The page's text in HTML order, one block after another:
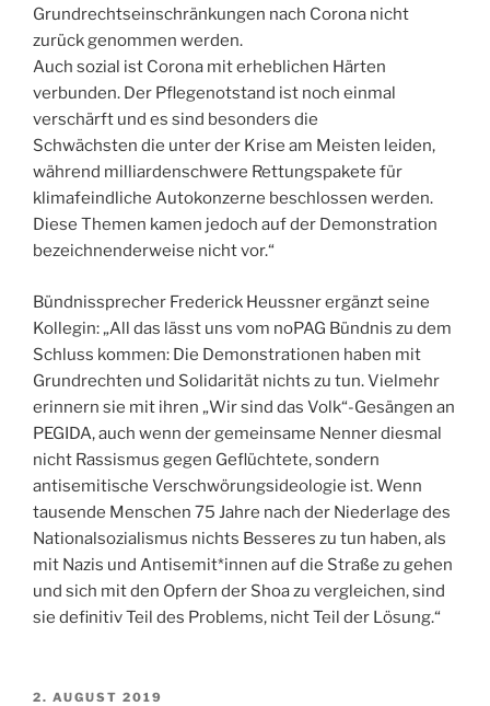
Grundrechtseinschränkungen nach Corona nicht
zurück genommen werden.
Auch sozial ist Corona mit erheblichen Härten
verbunden. Der Pflegenotstand ist noch einmal
verschärft und es sind besonders die
Schwächsten die unter der Krise am Meisten leiden,
während milliardenschwere Rettungspakete für
klimafeindliche Autokonzerne beschlossen werden.
Diese Themen kamen jedoch auf der Demonstration
bezeichnenderweise nicht vor.“
Bündnissprecher Frederick Heussner ergänzt seine
Kollegin: „All das lässt uns vom noPAG Bündnis zu dem
Schluss kommen: Die Demonstrationen haben mit
Grundrechten und Solidarität nichts zu tun. Vielmehr
erinnern sie mit ihren „Wir sind das Volk“-Gesängen an
PEGIDA, auch wenn der gemeinsame Nenner diesmal
nicht Rassismus gegen Geflüchtete, sondern
antisemitische Verschwörungsideologie ist. Wenn
tausende Menschen 75 Jahre nach der Niederlage des
Nationalsozialismus nichts Besseres zu tun haben, als
mit Nazis und Antisemit*innen auf die Straße zu gehen
und sich mit den Opfern der Shoa zu vergleichen, sind
sie definitiv Teil des Problems, nicht Teil der Lösung.“
VERÖFFENTLICHT
2. AUGUST 2019